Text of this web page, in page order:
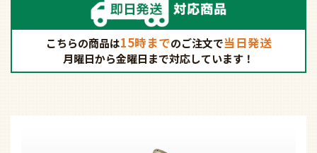
こちらの商品は15時までのご注文で当日発送
月曜日から金曜日まで対応しています！